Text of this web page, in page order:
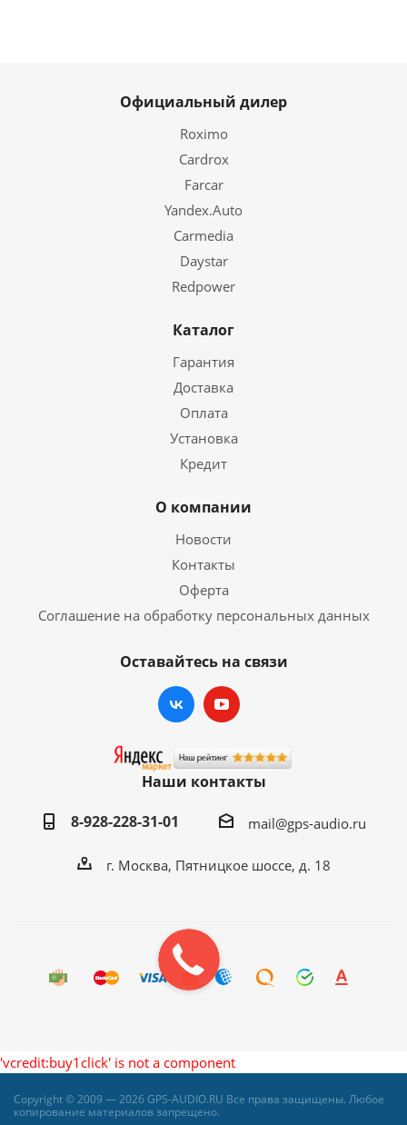
Официальный дилер
Roximo
Cardrox
Farcar
Yandex.Auto
Carmedia
Daystar
Redpower
Каталог
Гарантия
Доставка
Оплата
Установка
Кредит
О компании
Новости
Контакты
Оферта
Соглашение на обработку персональных данных
Оставайтесь на связи
Наши контакты
8-928-228-31-01
mail@gps-audio.ru
г. Москва, Пятницкое шоссе, д. 18
'vcredit:buy1click' is not a component
Copyright © 2009 — 2026 GPS-AUDIO.RU Все права защищены. Любое
копирование материалов запрещено.